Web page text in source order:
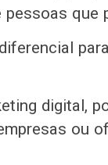
que
digital,
ou